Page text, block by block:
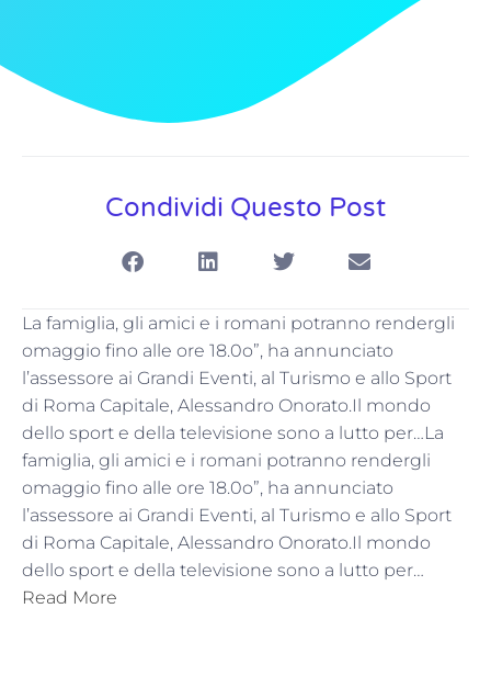
Condividi Questo Post
La famiglia, gli amici e i romani potranno rendergli
omaggio fino alle ore 18.0o”, ha annunciato
l’assessore ai Grandi Eventi, al Turismo e allo Sport
di Roma Capitale, Alessandro Onorato.Il mondo
dello sport e della televisione sono a lutto per…La
famiglia, gli amici e i romani potranno rendergli
omaggio fino alle ore 18.0o”, ha annunciato
l’assessore ai Grandi Eventi, al Turismo e allo Sport
di Roma Capitale, Alessandro Onorato.Il mondo
dello sport e della televisione sono a lutto per…
Read More